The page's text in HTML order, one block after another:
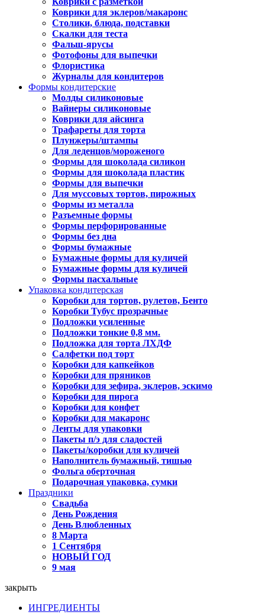
Коврики для эклеров/макаронс
Столики, блюда, подставки
Скалки для теста
Фальш-ярусы
Фотофоны для выпечки
Флористика
Журналы для кондитеров
Формы кондитерские
Молды силиконовые
Вайнеры силиконовые
Коврики для айсинга
Трафареты для торта
Плунжеры/штампы
Для леденцов/мороженого
Формы для шоколада силикон
Формы для шоколада пластик
Формы для выпечки
Для муссовых тортов, пирожных
Формы из металла
Разъемные формы
Формы перфорированные
Формы без дна
Формы бумажные
Бумажные формы для куличей
Бумажные формы для куличей
Формы пасхальные
Упаковка кондитерская
Коробки для тортов, рулетов, Бенто
Коробки Тубус прозрачные
Подложки усиленные
Подложки тонкие 0,8 мм.
Подложка для торта ЛХДФ
Салфетки под торт
Коробки для капкейков
Коробки для пряников
Коробки для зефира, эклеров, эскимо
Коробки для пирога
Коробки для конфет
Коробки для макаронс
Ленты для упаковки
Пакеты п/э для сладостей
Пакеты/коробки для куличей
Наполнитель бумажный, тишью
Фольга оберточная
Подарочная упаковка, сумки
Праздники
Свадьба
День Рождения
День Влюбленных
8 Марта
1 Сентября
НОВЫЙ ГОД
9 мая
закрыть
ИНГРЕДИЕНТЫ